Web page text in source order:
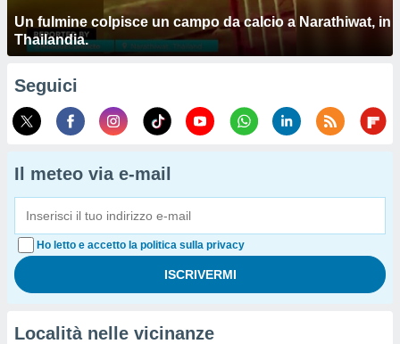
Un fulmine colpisce un campo da calcio a Narathiwat, in
Thailandia.
Seguici
Il meteo via e-mail
Ho letto e accetto la politica sulla privacy
Località nelle vicinanze